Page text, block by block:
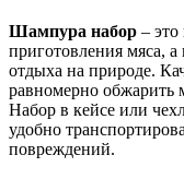
Шампура набор –
приготовления мяса,
отдыха на природе.
равномерно обжарить
Набор в кейсе или
удобно
повреждений.